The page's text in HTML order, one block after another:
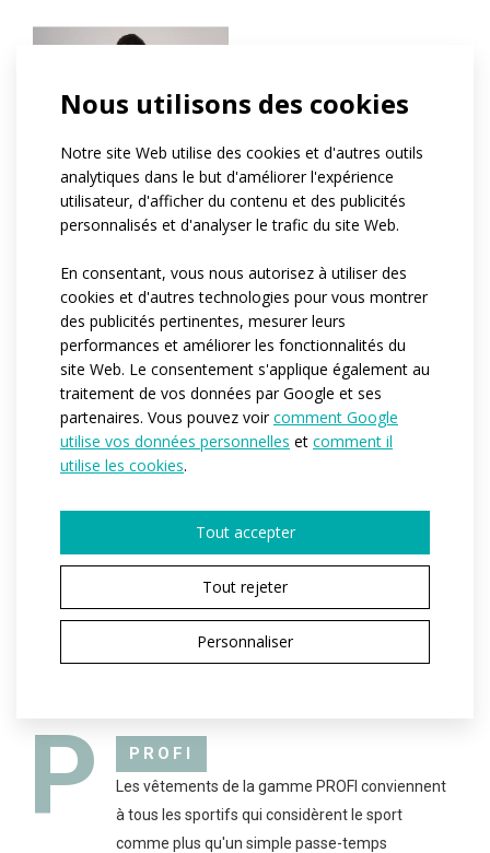
Nous utilisons des cookies
Notre site Web utilise des cookies et d'autres outils
analytiques dans le but d'améliorer l'expérience
utilisateur, d'afficher du contenu et des publicités
personnalisés et d'analyser le trafic du site Web.
En consentant, vous nous autorisez à utiliser des
cookies et d'autres technologies pour vous montrer
des publicités pertinentes, mesurer leurs
performances et améliorer les fonctionnalités du
site Web. Le consentement s'applique également au
traitement de vos données par Google et ses
partenaires. Vous pouvez voircomment Google
utilise vos données personnelles et comment il
utilise les cookies.
Tout accepter
Tout rejeter
Personnaliser
Solid colour loose
sports trousers
S SPORT
Si vous débutez dans le sport et que vous ne
savez pas quoi porter, la catégorie SPORT est
faite pour vous. Cette gamme offre le meilleur
rapport qualité/prix. Les vêtements conviennent
aussi bien aux débutants qu'aux amateurs qui ne
participent qu'à quelques compétitions par
P PROFI
Les vêtements de la gamme PROFI conviennent
à tous les sportifs qui considèrent le sport
comme plus qu'un simple passe-temps